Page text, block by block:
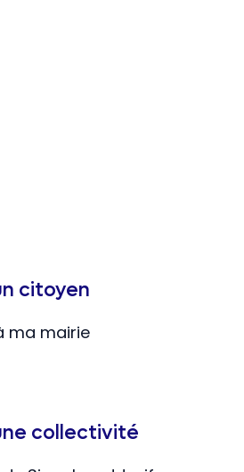
citoyen
ma mairie
collectivité